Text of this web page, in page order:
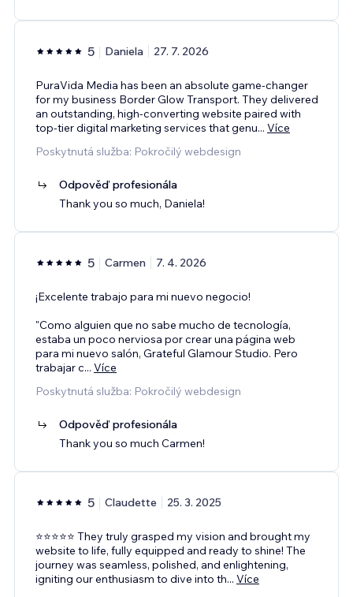
5 Daniela 27. 7. 2026
PuraVida Media has been an absolute game-changer
for my business Border Glow Transport. They delivered
an outstanding, high-converting website paired with
top-tier digital marketing services that genu... Více
Poskytnutá služba: Pokročilý webdesign
Odpověď profesionála
Thank you so much, Daniela!
5 Carmen 7. 4. 2026
¡Excelente trabajo para mi nuevo negocio!
"Como alguien que no sabe mucho de tecnología,
estaba un poco nerviosa por crear una página web
para mi nuevo salón, Grateful Glamour Studio. Pero
trabajar c... Více
Poskytnutá služba: Pokročilý webdesign
Odpověď profesionála
Thank you so much Carmen!
5 Claudette 25. 3. 2025
⭐️⭐️⭐️⭐️⭐️ They truly grasped my vision and brought my
website to life, fully equipped and ready to shine! The
journey was seamless, polished, and enlightening,
igniting our enthusiasm to dive into th... Více